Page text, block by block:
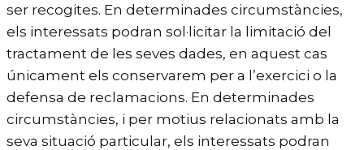
ser recogites. En determinades circumstàncies,
els interessats podran sol·licitar la limitació del
tractament de les seves dades, en aquest cas
únicament els conservarem per a l’exercici o la
defensa de reclamacions. En determinades
circumstàncies, i per motius relacionats amb la
seva situació particular, els interessats podran